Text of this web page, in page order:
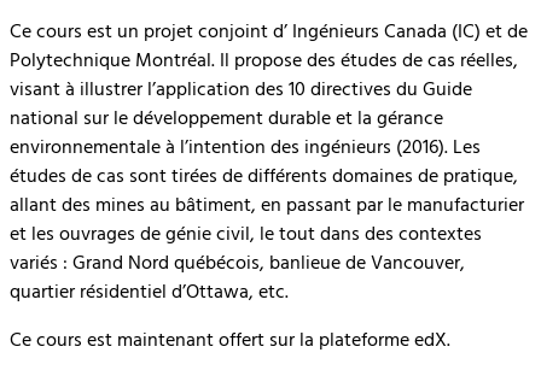
Ce cours est un projet conjoint d’ Ingénieurs Canada (IC) et de
Polytechnique Montréal. Il propose des études de cas réelles,
visant à illustrer l’application des 10 directives du Guide
national sur le développement durable et la gérance
environnementale à l’intention des ingénieurs (2016). Les
études de cas sont tirées de différents domaines de pratique,
allant des mines au bâtiment, en passant par le manufacturier
et les ouvrages de génie civil, le tout dans des contextes
variés : Grand Nord québécois, banlieue de Vancouver,
quartier résidentiel d’Ottawa, etc.
Ce cours est maintenant offert sur la plateforme edX.